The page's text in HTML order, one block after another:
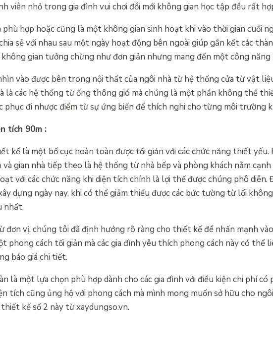
viên nhỏ trong gia đình vui chơi đổi mới không gian học tập đều rất
hợp hoặc cũng là một không gian sinh hoạt khi vào thời gian cuối
sẻ với nhau sau một ngày hoạt động bên ngoài giúp gắn kết các
gian tưởng chừng như đơn giản nhưng mang đến một công năng
vào được bên trong nội thất của ngôi nhà từ hệ thống cửa từ vật
là các hệ thống từ ống thông gió mà chúng là một phần không thể
đi nhược điểm từ sự ứng biến để thích nghi cho từng môi trường
tích 90m :
kế là một bố cục hoàn toàn được tối giản với các chức năng thiết yếu.
gian nhà tiếp theo là hệ thống từ nhà bếp và phòng khách nằm
với các chức năng khi diện tích chính là lợi thế được chúng phô diễn.
dựng ngày nay, khi có thể giảm thiểu được các bức tường từ lối không
nhất.
đơn vị, chúng tôi đã định hướng rõ ràng cho thiết kế để nhấn mạnh
phong cách tối giản mà các gia đình yêu thích phong cách này có thể
báo giá chi tiết.
là một lựa chọn phù hợp dành cho các gia đình với điều kiện chi phí có
tích cũng ủng hộ với phong cách mà mình mong muốn sở hữu cho
kế số 2 này từ xaydungso.vn.